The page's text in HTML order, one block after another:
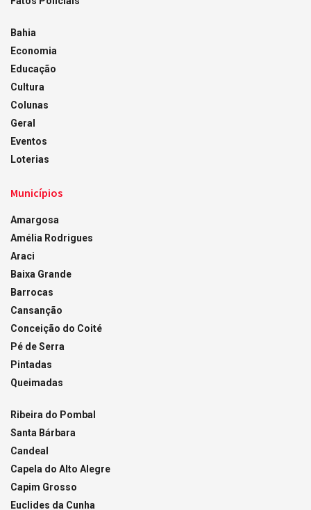
Bahia
Economia
Educação
Cultura
Colunas
Geral
Eventos
Loterias
Municípios
Amargosa
Amélia Rodrigues
Araci
Baixa Grande
Barrocas
Cansanção
Conceição do Coité
Pé de Serra
Pintadas
Queimadas
Ribeira do Pombal
Santa Bárbara
Candeal
Capela do Alto Alegre
Capim Grosso
Euclides da Cunha